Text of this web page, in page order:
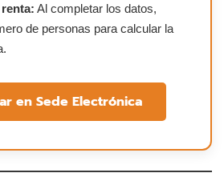
Al completar los datos,
de personas para calcular la
en Sede Electrónica